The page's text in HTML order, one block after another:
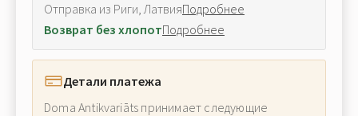
Отправка из Риги, ЛатвияПодробнее
Возврат без хлопотПодробнее
Детали платежа
Doma Antikvariāts принимает следующие